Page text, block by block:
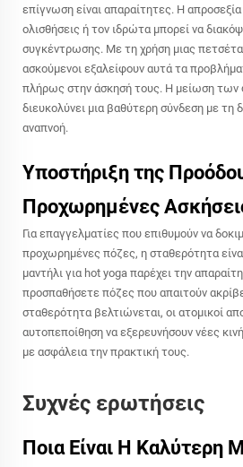
επίγνωση είναι απαραίτητες. Η
ολισθήσεις ή τον ιδρώτα μπορεί να
συγκέντρωσης. Με τη χρήση μιας
ασκούμενοι εξαλείφουν αυτά τα
πλήρως στην άσκησή τους. Η μείωση των
διευκολύνει μια βαθύτερη σύνδεση με τη
αναπνοή.
Υποστήριξη της
Προχωρημένες
Για επαγγελματίες που επιθυμούν να
προχωρημένες πόζες, η σταθερότητα
μαντήλι για hot yoga παρέχει την
προσπαθήσετε πόζες που απαιτούν
σταθερότητα βελτιώνεται, οι ατομικοί
αυτοπεποίθηση να εξερευνήσουν νέες
με ασφάλεια την πρακτική τους.
Συχνές ερωτήσεις
Ποια Είναι Η Καλύτερη